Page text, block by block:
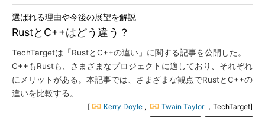
RustとC++はどう違う？
選ばれる理由や今後の展望を解説
TechTargetは「RustとC++の違い」に関する記事を公開した。
C++もRustも、さまざまなプロジェクトに適しており、それぞれ
にメリットがある。本記事では、さまざまな観点でRustとC++の
違いを比較する。
[ Kerry Doyle , Twain Taylor ，TechTarget]